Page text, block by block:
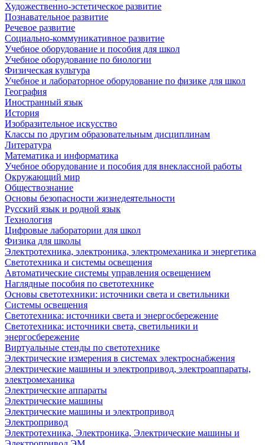
Художественно-эстетическое развитие
Познавательное развитие
Речевое развитие
Социально-коммуникативное развитие
Учебное оборудование и пособия для школ
Учебное оборудование по биологии
Физическая культура
Учебное и лабораторное оборудование по физике для школ
География
Иностранный язык
История
Изобразительное искусство
Классы по другим образовательным дисциплинам
Литература
Математика и информатика
Учебное оборудование и пособия для внеклассной работы
Окружающий мир
Обществознание
Основы безопасности жизнедеятельности
Русский язык и родной язык
Технология
Цифровые лаборатории для школ
Физика для школы
Электротехника, электроника, электромеханика и энергетика
Светотехника и системы освещения
Автоматические системы управления освещением
Наглядные пособия по светотехнике
Основы светотехники: источники света и светильники
Системы освещения
Светотехника: источники света и энергосбережение
Светотехника: источники света, светильники и
энергосбережение
Виртуальные стенды по светотехнике
Электрические измерения в системах электроснабжения
Электрические машины и электропривод, электроаппараты,
электромеханика
Электрические аппараты
Электрические машины
Электрические машины и электропривод
Электропривод
Электротехника, Электроника, Электрические машины и